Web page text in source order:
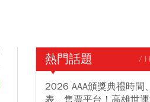
熱門話題 /
2026 AAA頒獎典禮時間
表、售票平台！高雄世運